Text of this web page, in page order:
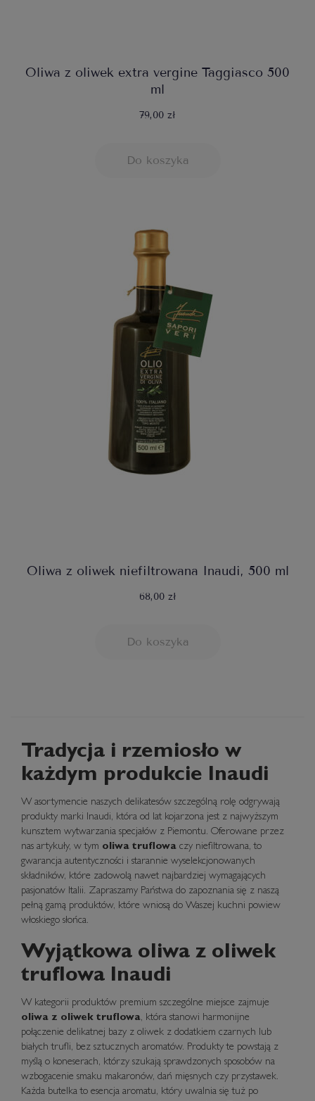
Oliwa z oliwek extra vergine Taggiasco 500
ml
79,00 zł
Do koszyka
Oliwa z oliwek niefiltrowana Inaudi, 500 ml
68,00 zł
Do koszyka
Tradycja i rzemiosło w
każdym produkcie Inaudi
W asortymencie naszych delikatesów szczególną rolę odgrywają
produkty marki Inaudi, która od lat kojarzona jest z najwyższym
kunsztem wytwarzania specjałów z Piemontu. Oferowane przez
nas artykuły, w tym oliwa truflowa czy niefiltrowana, to
gwarancja autentyczności i starannie wyselekcjonowanych
składników, które zadowolą nawet najbardziej wymagających
pasjonatów Italii. Zapraszamy Państwa do zapoznania się z naszą
pełną gamą produktów, które wniosą do Waszej kuchni powiew
włoskiego słońca.
Wyjątkowa oliwa z oliwek
truflowa Inaudi
W kategorii produktów premium szczególne miejsce zajmuje
oliwa z oliwek truflowa, która stanowi harmonijne
połączenie delikatnej bazy z oliwek z dodatkiem czarnych lub
białych trufli, bez sztucznych aromatów. Produkty te powstają z
myślą o koneserach, którzy szukają sprawdzonych sposobów na
wzbogacenie smaku makaronów, dań mięsnych czy przystawek.
Każda butelka to esencja aromatu, który uwalnia się tuż po